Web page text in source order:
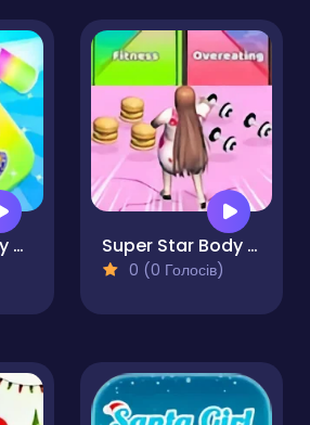
Phone Case Diy Kpop Fans Super Star Body Race
0 (0 Голосів)